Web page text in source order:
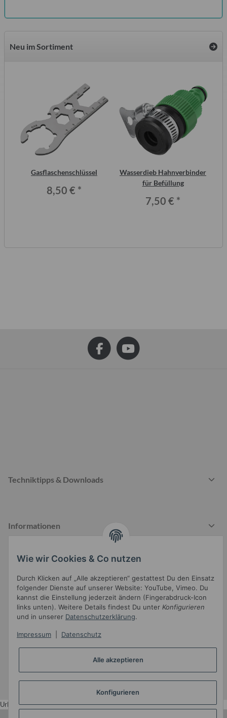
Neu im Sortiment
Gasflaschenschlüssel
8,50 € *
Wasserdieb Hahnverbinder
für Befüllung
7,50 € *
Techniktipps & Downloads
Informationen
Widerrufsbutton
* Alle Preise inkl. gesetzlicher USt.
Wie wir Cookies & Co nutzen
Durch Klicken auf „Alle akzeptieren“ gestattest Du den Einsatz
folgender Dienste auf unserer Website: YouTube, Vimeo. Du
kannst die Einstellung jederzeit ändern (Fingerabdruck-Icon
links unten). Weitere Details findest Du unter Konfigurieren
und in unserer Datenschutzerklärung.
Impressum Datenschutz
Alle akzeptieren
Konfigurieren
Urlaub